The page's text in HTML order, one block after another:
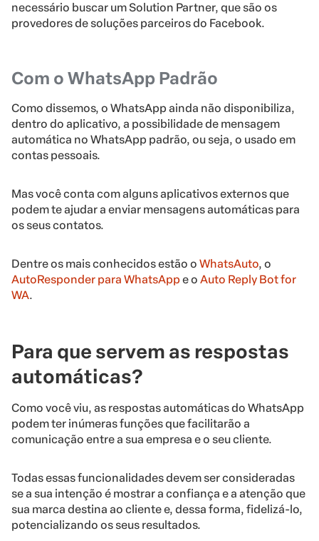
necessário buscar um Solution Partner, que são os
provedores de soluções parceiros do Facebook.
Com o WhatsApp Padrão
Como dissemos, o WhatsApp ainda não disponibiliza,
dentro do aplicativo, a possibilidade de mensagem
automática no WhatsApp padrão, ou seja, o usado em
contas pessoais.
Mas você conta com alguns aplicativos externos que
podem te ajudar a enviar mensagens automáticas para
os seus contatos.
Dentre os mais conhecidos estão o WhatsAuto, o
AutoResponder para WhatsApp e o Auto Reply Bot for
WA.
Para que servem as respostas
automáticas?
Como você viu, as respostas automáticas do WhatsApp
podem ter inúmeras funções que facilitarão a
comunicação entre a sua empresa e o seu cliente.
Todas essas funcionalidades devem ser consideradas
se a sua intenção é mostrar a confiança e a atenção que
sua marca destina ao cliente e, dessa forma, fidelizá-lo,
potencializando os seus resultados.